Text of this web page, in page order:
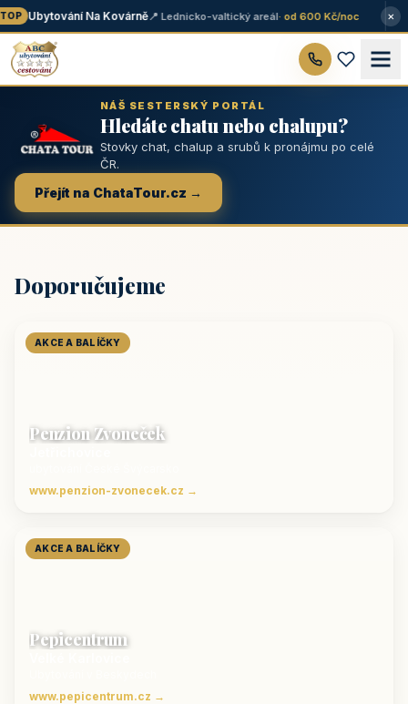
Ubytování Na Kovárně📍 Lednicko-valtický areál· od 600 Kč/noc ×
NÁŠ SESTERSKÝ PORTÁL
Hledáte chatu nebo chalupu?
Stovky chat, chalup a srubů k pronájmu po celé
ČR.
Přejít na ChataTour.cz →
Doporučujeme
AKCE A BALÍČKY
Penzion Zvoneček
www.penzion-zvonecek.cz →
AKCE A BALÍČKY
Pepicentrum
www.pepicentrum.cz →